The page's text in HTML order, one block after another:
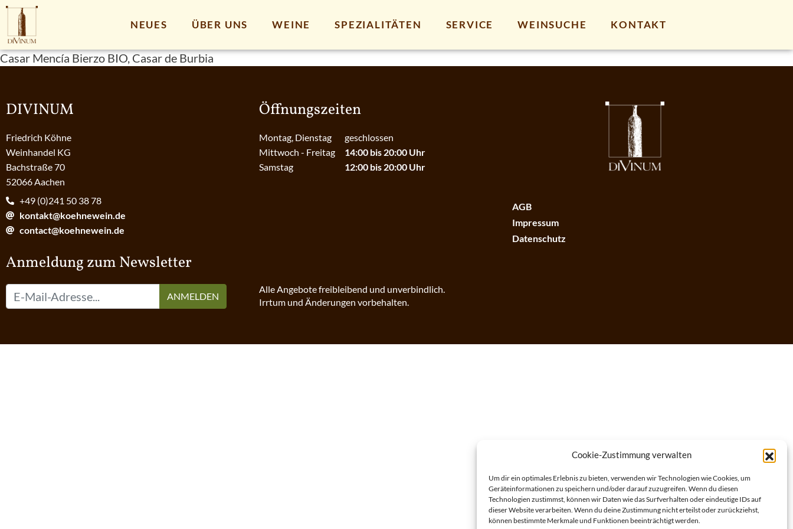
Cookie-Zustimmung verwalten
Um dir ein optimales Erlebnis zu bieten, verwenden wir Technologien wie Cookies, um
Geräteinformationen zu speichern und/oder darauf zuzugreifen. Wenn du diesen
Technologien zustimmst, können wir Daten wie das Surfverhalten oder eindeutige IDs auf
dieser Website verarbeiten. Wenn du deine Zustimmung nicht erteilst oder zurückziehst,
können bestimmte Merkmale und Funktionen beeinträchtigt werden.
NEUES ÜBER UNS WEINE SPEZIALITÄTEN SERVICE WEINSUCHE KONTAKT
Casar Mencía Bierzo BIO, Casar de Burbia
DIVINUM
Friedrich Köhne
Weinhandel KG
Bachstraße 70
52066 Aachen
Öffnungszeiten
Montag, Dienstag
Mittwoch - Freitag
Samstag
geschlossen
14:00 bis 20:00 Uhr
12:00 bis 20:00 Uhr
+49 (0)241 50 38 78
kontakt@koehnewein.de
contact@koehnewein.de
Anmeldung zum Newsletter
ANMELDEN
Alle Angebote freibleibend und unverbindlich.
Irrtum und Änderungen vorbehalten.
AGB
Impressum
Datenschutz